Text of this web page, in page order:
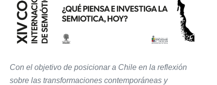
Con el objetivo de posicionar a Chile en la reflexión
sobre las transformaciones contemporáneas y